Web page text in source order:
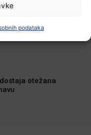
podataka
Ljetna škola magije
otežana